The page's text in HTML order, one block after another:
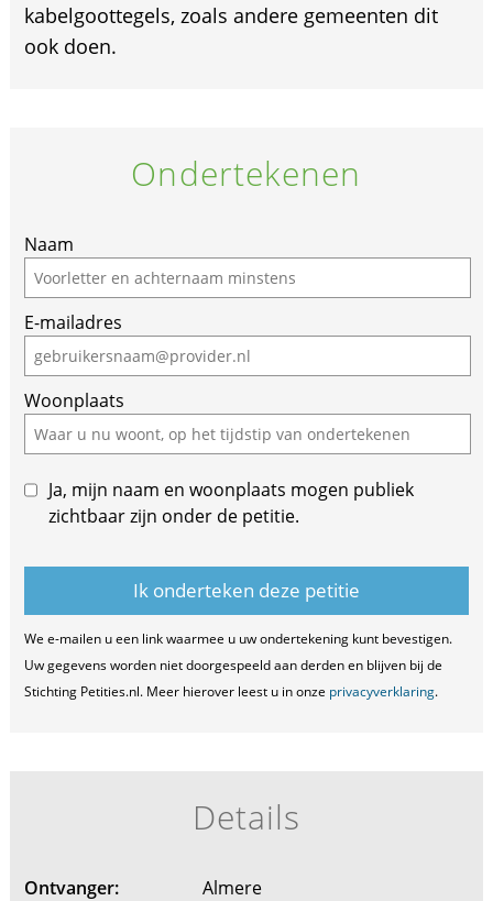
kabelgoottegels, zoals andere gemeenten dit
ook doen.
Ondertekenen
Naam
E-mailadres
Woonplaats
Ja, mijn naam en woonplaats mogen publiek
zichtbaar zijn onder de petitie.
We e-mailen u een link waarmee u uw ondertekening kunt bevestigen.
Uw gegevens worden niet doorgespeeld aan derden en blijven bij de
Stichting Petities.nl. Meer hierover leest u in onze privacyverklaring.
Details
Ontvanger: Almere